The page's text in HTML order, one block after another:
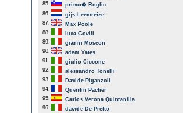
85.
primo� Roglic
86.
gijs Leemreize
87.
Max Poole
88.
luca Covili
89.
gianni Moscon
90.
adam Yates
91.
giulio Ciccone
92.
alessandro Tonelli
93.
Davide Piganzoli
94.
Quentin Pacher
95.
Carlos Verona Quintanilla
96.
davide De Pretto